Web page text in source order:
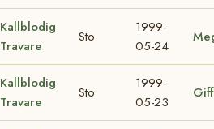
Kallblodig
Travare
Sto
1999-
05-24
Kallblodig
Travare
Sto
1999-
05-23